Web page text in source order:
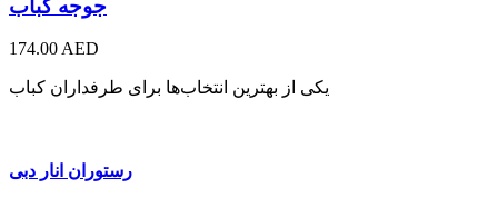
جوجه کباب
174.00 AED
یکی از بهترین انتخاب‌ها برای طرفداران کباب
رستوران انار دبی